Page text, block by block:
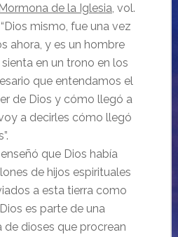
de la Iglesia , vol.
mismo, fue una vez
ahora, y es un hombre
en un trono en los
que entendamos el
de Dios y cómo llegó a
a decirles cómo llegó
que Dios había
de hijos espirituales
a esta tierra como
es parte de una
de dioses que procrean